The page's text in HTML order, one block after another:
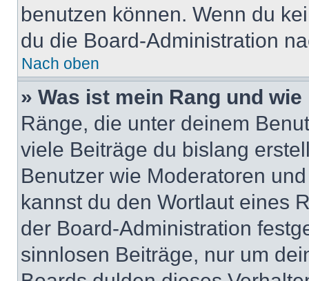
benutzen können. Wenn du
du die Board-Administration
Nach oben
» Was ist mein Rang und
Ränge, die unter deinem
viele Beiträge du bislang
Benutzer wie Moderatoren
kannst du den Wortlaut eines
der Board-Administration
sinnlosen Beiträge, nur um